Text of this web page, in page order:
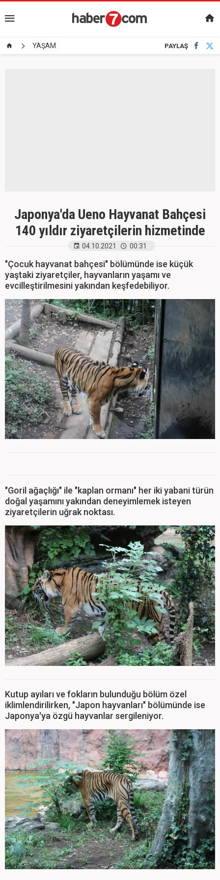
YAŞAM PAYLAŞ
Japonya'da Ueno Hayvanat Bahçesi
140 yıldır ziyaretçilerin hizmetinde
04.10.2021 00:31
"Çocuk hayvanat bahçesi" bölümünde ise küçük
yaştaki ziyaretçiler, hayvanların yaşamı ve
evcilleştirilmesini yakından keşfedebiliyor.
"Goril ağaçlığı" ile "kaplan ormanı" her iki yabani türün
doğal yaşamını yakından deneyimlemek isteyen
ziyaretçilerin uğrak noktası.
Kutup ayıları ve fokların bulunduğu bölüm özel
iklimlendirilirken, "Japon hayvanları" bölümünde ise
Japonya'ya özgü hayvanlar sergileniyor.